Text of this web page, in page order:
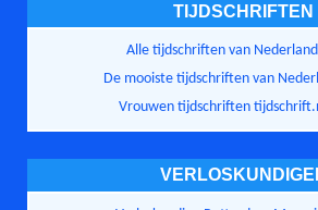
TIJDSCHRIFTEN
Alle tijdschriften van Nederland
De mooiste tijdschriften van
Vrouwen tijdschriften